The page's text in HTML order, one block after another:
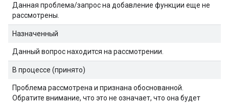
Данная проблема/запрос на добавление функции еще не
рассмотрены.
Назначенный
Данный вопрос находится на рассмотрении.
В процессе (принято)
Проблема рассмотрена и признана обоснованной.
Обратите внимание, что это не означает, что она будет